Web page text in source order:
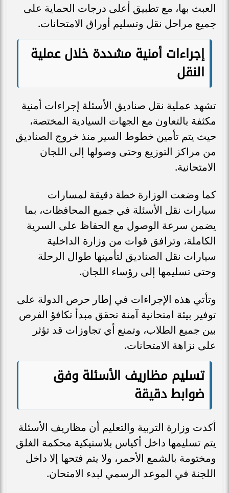
العبث بها، مع تطبيق أعلى درجات الحماية على
جميع مراحل نقل وتسليم أوراق الامتحانات.
إجراءات أمنية مشددة خلال عملية
النقل
تشهد عملية نقل صناديق الأسئلة إجراءات أمنية
مكثفة بالتعاون مع الجهات السيادية المختصة،
حيث يتم تأمين خطوط السير منذ خروج الصناديق
من مراكز التوزيع وحتى وصولها إلى اللجان
الامتحانية.
كما وضعت الوزارة خطة دقيقة لمسارات
سيارات نقل الأسئلة في جميع المحافظات، بما
يضمن سرعة الوصول مع الحفاظ على السرية
الكاملة، وترافق قوات من وزارة الداخلية
سيارات نقل الصناديق لتأمينها طوال الرحلة
وحتى تسليمها إلى رؤساء اللجان.
وتأتي هذه الإجراءات في إطار حرص الدولة على
توفير بيئة امتحانية آمنة تحقق مبدأ تكافؤ الفرص
بين جميع الطلاب، وتمنع أي تجاوزات قد تؤثر
على نزاهة الامتحانات.
تسليم مظاريف الأسئلة وفق
ضوابط دقيقة
أكدت وزارة التربية والتعليم أن مظاريف الأسئلة
يتم تسليمها داخل أكياس بلاستيكية محكمة الغلق
ومختومة بالشمع الأحمر، ولا يتم فتحها إلا داخل
اللجنة في الموعد الرسمي لبدء الامتحان.